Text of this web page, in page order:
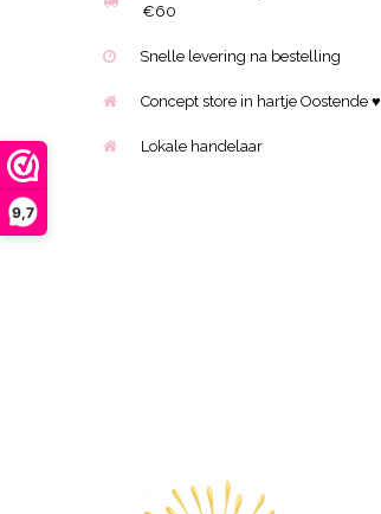
9,7
€60
Snelle levering na bestelling
Concept store in hartje Oostende ♥
Lokale handelaar